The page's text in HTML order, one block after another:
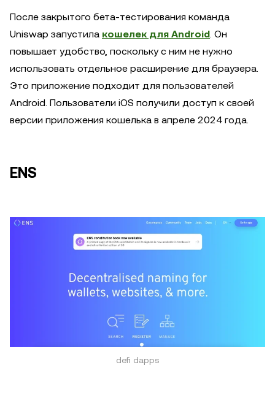
После закрытого бета-тестирования команда
Uniswap запустила кошелек для Android . Он
повышает удобство, поскольку с ним не нужно
использовать отдельное расширение для браузера.
Это приложение подходит для пользователей
Android. Пользователи iOS получили доступ к своей
версии приложения кошелька в апреле 2024 года.
ENS
defi dapps